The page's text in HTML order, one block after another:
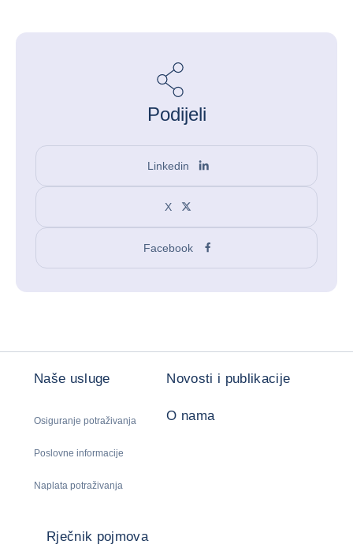
Podijeli
Linkedin
X
Facebook
Naše usluge
Osiguranje potraživanja
Poslovne informacije
Naplata potraživanja
Novosti i publikacije
O nama
Rječnik pojmova